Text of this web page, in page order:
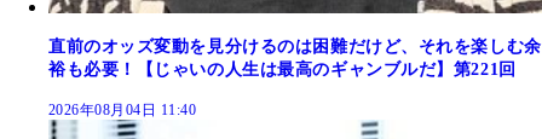
直前のオッズ変動を見分けるのは困難だけど、それを楽しむ余
裕も必要！【じゃいの人生は最高のギャンブルだ】第221回
2026年08月04日 11:40